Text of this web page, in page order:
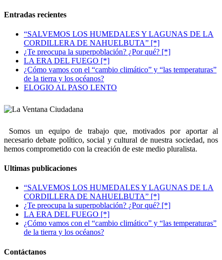
Entradas recientes
“SALVEMOS LOS HUMEDALES Y LAGUNAS DE LA
CORDILLERA DE NAHUELBUTA” [*]
¿Te preocupa la superpoblación? ¿Por qué? [*]
LA ERA DEL FUEGO [*]
¿Cómo vamos con el “cambio climático” y “las temperaturas”
de la tierra y los océanos?
ELOGIO AL PASO LENTO
Somos un equipo de trabajo que, motivados por aportar al
necesario debate político, social y cultural de nuestra sociedad, nos
hemos comprometido con la creación de este medio pluralista.
Ultimas publicaciones
“SALVEMOS LOS HUMEDALES Y LAGUNAS DE LA
CORDILLERA DE NAHUELBUTA” [*]
¿Te preocupa la superpoblación? ¿Por qué? [*]
LA ERA DEL FUEGO [*]
¿Cómo vamos con el “cambio climático” y “las temperaturas”
de la tierra y los océanos?
Contáctanos